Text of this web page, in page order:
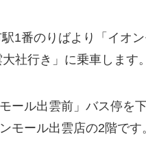
1番のりばより「イオ
社行き」に乗車します。
モール出雲前」バス停を
モール出雲店の2階です